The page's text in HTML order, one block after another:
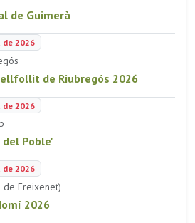
de Guimerà
de 2026
de Riubregós 2026
de 2026
del Poble'
de 2026
de Freixenet)
2026